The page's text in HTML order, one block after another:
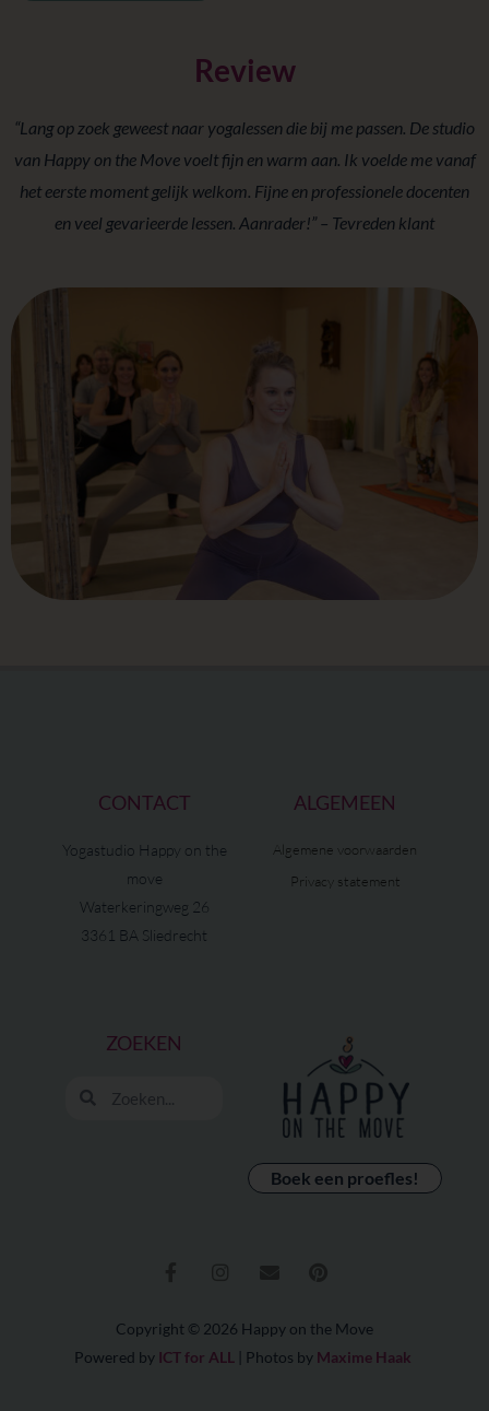
Review
“Lang op zoek geweest naar yogalessen die bij me passen. De studio
van Happy on the Move voelt fijn en warm aan. Ik voelde me vanaf
het eerste moment gelijk welkom. Fijne en professionele docenten
en veel gevarieerde lessen. Aanrader!” – Tevreden klant
CONTACT
Yogastudio Happy on the
move
Waterkeringweg 26
3361 BA Sliedrecht
ALGEMEEN
Algemene voorwaarden
Privacy statement
ZOEKEN
ZoekenZoeken
Boek een proefles!
o
o
k
g
r
a
o
p
e
r
e
s
Copyright © 2026 Happy on the Move
Powered by ICT for ALL | Photos by Maxime Haak